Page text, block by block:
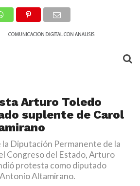
Arturo Toledo
suplente de Carol
Diputación Permanente de la
Congreso del Estado, Arturo
protesta como diputado
Altamirano.